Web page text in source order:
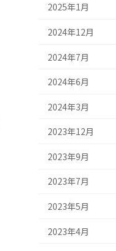
2025年1月
2024年12月
2024年7月
2024年6月
2024年3月
2023年12月
2023年9月
2023年7月
2023年5月
2023年4月